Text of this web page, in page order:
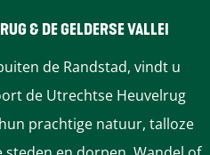
& DE GELDERSE VALLEI
de Randstad, vindt u
de Utrechtse Heuvelrug
prachtige natuur, talloze